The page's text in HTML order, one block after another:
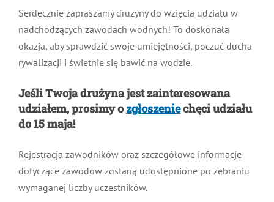
Serdecznie zapraszamy drużyny do wzięcia udziału w
nadchodzących zawodach wodnych! To doskonała
okazja, aby sprawdzić swoje umiejętności, poczuć ducha
rywalizacji i świetnie się bawić na wodzie.
Jeśli Twoja drużyna jest zainteresowana
udziałem, prosimy ozgłoszeniechęci udziału
do 15 maja!
Rejestracja zawodników oraz szczegółowe informacje
dotyczące zawodów zostaną udostępnione po zebraniu
wymaganej liczby uczestników.